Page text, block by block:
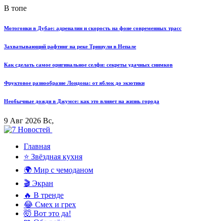
В топе
Мотогонки в Дубае: адреналин и скорость на фоне современных трасс
Захватывающий рафтинг на реке Тришули в Непале
Как сделать самое оригинальное селфи: секреты удачных снимков
Фруктовое разнообразие Лондона: от яблок до экзотики
Необычные дожди в Джумсе: как это влияет на жизнь города
9 Авг 2026 Вс,
Главная
⭐ Звёздная кухня
🌍 Мир с чемоданом
🎬 Экран
🔥 В тренде
😂 Смех и грех
🤯 Вот это да!